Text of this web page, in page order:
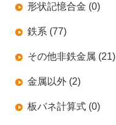
形状記憶合金 (0)
鉄系 (77)
その他非鉄金属 (21)
金属以外 (2)
板バネ計算式 (0)